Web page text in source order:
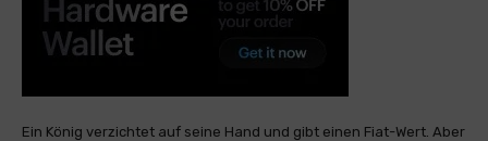
Ein König verzichtet auf seine Hand und gibt einen Fiat-Wert. Aber